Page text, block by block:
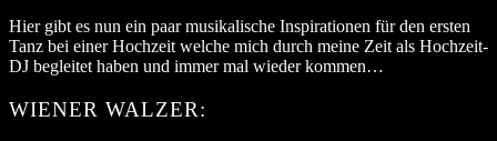
Hier gibt es nun ein paar musikalische Inspirationen für den ersten
Tanz bei einer Hochzeit welche mich durch meine Zeit als Hochzeit-
DJ begleitet haben und immer mal wieder kommen…
WIENER WALZER: